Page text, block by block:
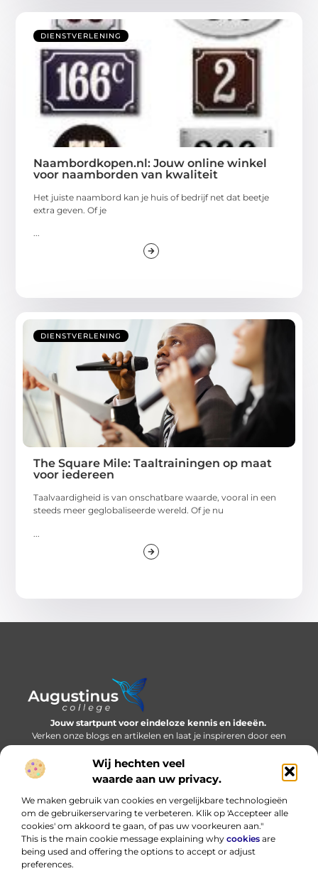
Wij hechten veel
waarde aan uw privacy.
We maken gebruik van cookies en vergelijkbare technologieën
om de gebruikerservaring te verbeteren. Klik op 'Accepteer alle
cookies' om akkoord te gaan, of pas uw voorkeuren aan."
This is the main cookie message explaining why cookies are
being used and offering the options to accept or adjust
preferences.
DIENSTVERLENING
Naambordkopen.nl: Jouw online winkel
voor naamborden van kwaliteit
Het juiste naambord kan je huis of bedrijf net dat beetje
extra geven. Of je
...
DIENSTVERLENING
The Square Mile: Taaltrainingen op maat
voor iedereen
Taalvaardigheid is van onschatbare waarde, vooral in een
steeds meer geglobaliseerde wereld. Of je nu
Jouw startpunt voor eindeloze kennis en ideeën.
Verken onze blogs en artikelen en laat je inspireren door een
wereld vol inzichten.
Bericht categorie
Onze informatie